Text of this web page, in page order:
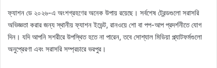
ফ্যাশন ডে ২০২৬-এ অংশগ্রহণের অনেক উপায় রয়েছে। সর্বশেষ ট্রেন্ডগুলো সরাসরি
অভিজ্ঞতা করার জন্য স্থানীয় ফ্যাশন ইভেন্ট, রানওয়ে শো বা পপ-আপ প্রদর্শনীতে যোগ
দিন। যদি আপনি সশরীরে উপস্থিত হতে না পারেন, তবে সোশ্যাল মিডিয়া প্ল্যাটফর্মগুলো
অনুপ্রেরণা এবং সরাসরি সম্প্রচারে ভরপুর।